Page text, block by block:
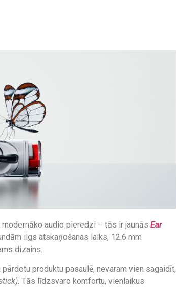
audio pieredzi – tās ir jaunāsEar
ilgs atskaņošanas laiks, 12.6 mm
dizains.
produktu pasaulē, nevaram vien sagaidīt,
. Tās līdzsvaro komfortu, vienlaikus